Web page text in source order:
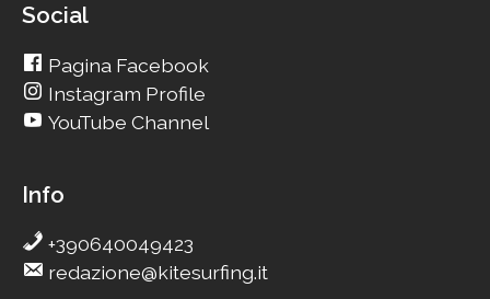
Social
Pagina Facebook
Instagram Profile
YouTube Channel
Info
+390640049423
redazione@kitesurfing.it